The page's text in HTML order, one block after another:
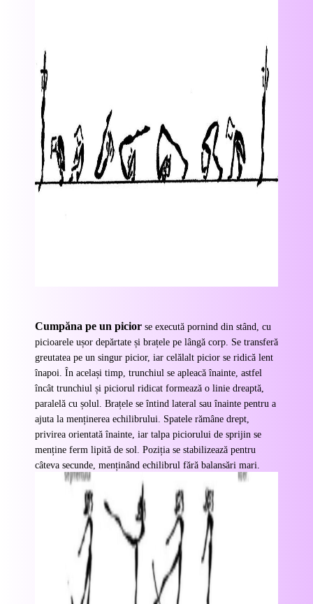
Cumpăna pe un picior se execută pornind din stând, cu
picioarele ușor depărtate și brațele pe lângă corp. Se transferă
greutatea pe un singur picior, iar celălalt picior se ridică lent
înapoi. În același timp, trunchiul se apleacă înainte, astfel
încât trunchiul și piciorul ridicat formează o linie dreaptă,
paralelă cu șolul. Brațele se întind lateral sau înainte pentru a
ajuta la menținerea echilibrului. Spatele rămâne drept,
privirea orientată înainte, iar talpa piciorului de sprijin se
menține ferm lipită de sol. Poziția se stabilizează pentru
câteva secunde, menținând echilibrul fără balansări mari.